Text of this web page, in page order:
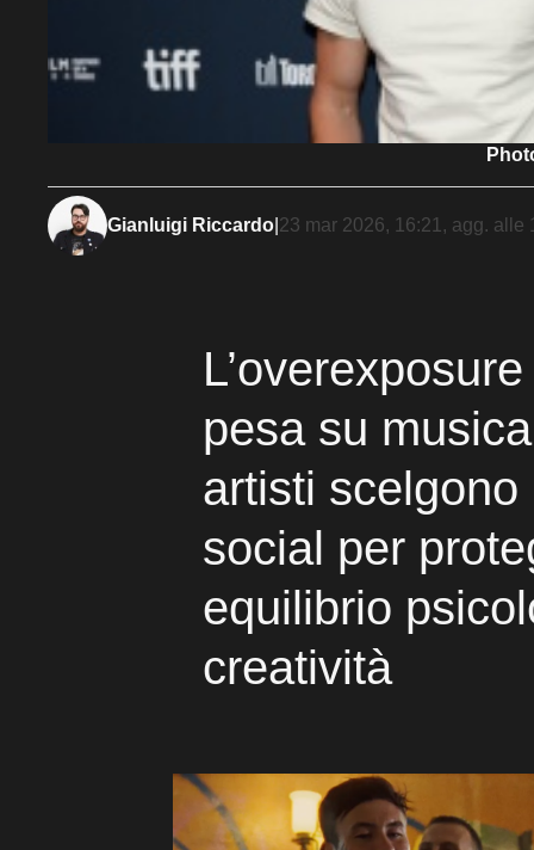
Gianluigi Riccardo 23 mar 2026, 16:21 , agg. alle
pesa su
artisti
social per
equilibrio
creatività